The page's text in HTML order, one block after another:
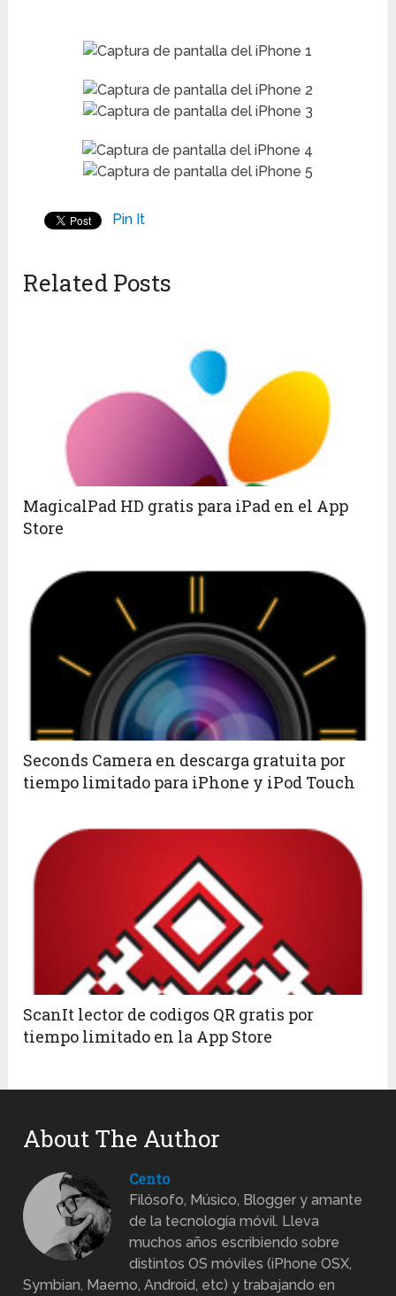
Pin It
Related Posts
MagicalPad HD gratis para iPad en el App
Store
Seconds Camera en descarga gratuita por
tiempo limitado para iPhone y iPod Touch
ScanIt lector de codigos QR gratis por
tiempo limitado en la App Store
About The Author
Cento
Filósofo, Músico, Blogger y amante
de la tecnología móvil. Lleva
muchos años escribiendo sobre
distintos OS móviles (iPhone OSX,
Symbian, Maemo, Android, etc) y trabajando en